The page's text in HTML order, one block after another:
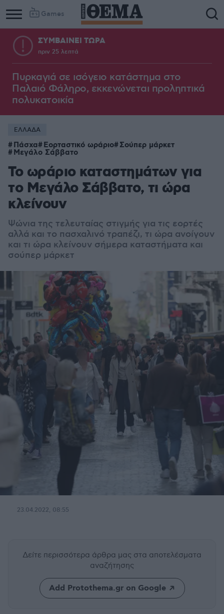
Games
ΣΥΜΒΑΙΝΕΙ ΤΩΡΑ
πριν 25 λεπτά
Πυρκαγιά σε ισόγειο κατάστημα στο
Παλαιό Φάληρο, εκκενώνεται προληπτικά
πολυκατοικία
ΕΛΛΑΔΑ
Πάσχα Εορταστικό ωράριο Σούπερ μάρκετ
Μεγάλο Σάββατο
Το ωράριο καταστημάτων για
το Μεγάλο Σάββατο, τι ώρα
κλείνουν
Ψώνια της τελευταίας στιγμής για τις εορτές
αλλά και το πασχαλινό τραπέζι, τι ώρα ανοίγουν
και τι ώρα κλείνουν σήμερα καταστήματα και
σούπερ μάρκετ
23.04.2022, 08:55
Δείτε περισσότερα άρθρα μας στα αποτελέσματα
αναζήτησης
Add Protothema.gr on Google